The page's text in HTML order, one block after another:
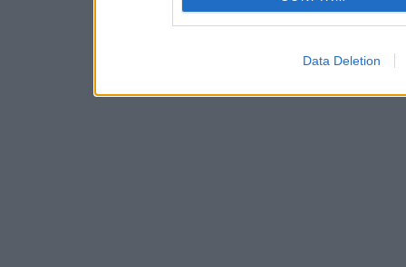
Data Deletion